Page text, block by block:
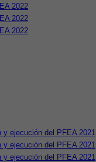
2022
2022
2022
y ejecución del PFEA 2021
y ejecución del PFEA 2021
y ejecución del PFEA 2021